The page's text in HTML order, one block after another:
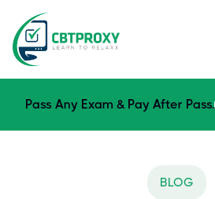
Pass Any Exam & Pay After Pass.
BLOG